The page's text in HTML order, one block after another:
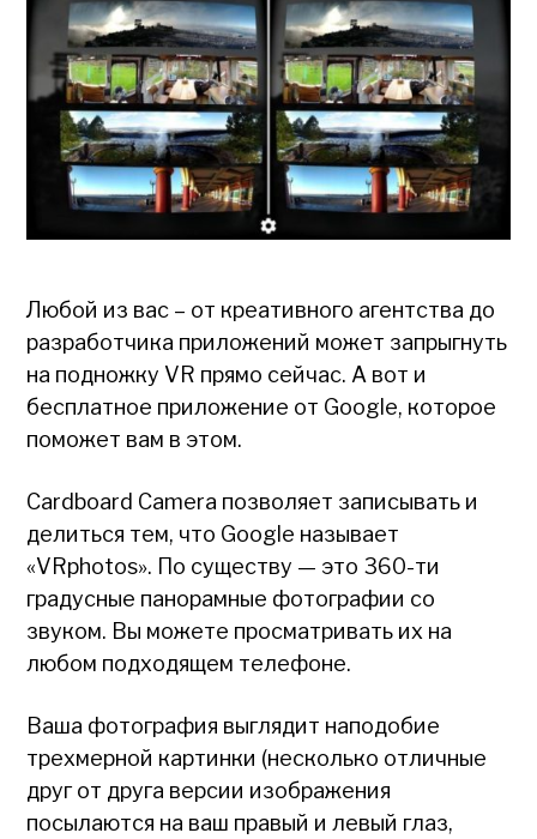
Любой из вас – от креативного агентства до
разработчика приложений может запрыгнуть
на подножку VR прямо сейчас. А вот и
бесплатное приложение от Google, которое
поможет вам в этом.
Cardboard Camera позволяет записывать и
делиться тем, что Google называет
«VRphotos». По существу — это 360-ти
градусные панорамные фотографии со
звуком. Вы можете просматривать их на
любом подходящем телефоне.
Ваша фотография выглядит наподобие
трехмерной картинки (несколько отличные
друг от друга версии изображения
посылаются на ваш правый и левый глаз,